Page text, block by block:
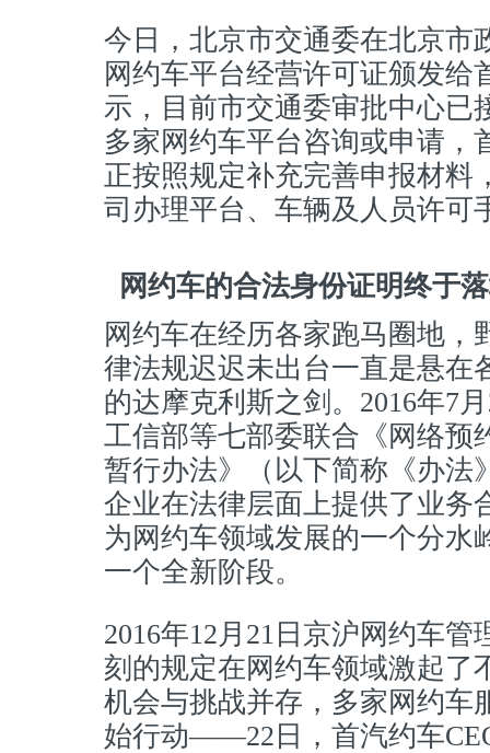
今日，北京市交通委在北京市
网约车平台经营许可证颁发给
示，目前市交通委审批中心已
多家网约车平台咨询或申请，
正按照规定补充完善申报材料
司办理平台、车辆及人员许可
网约车的合法身份证明终于
网约车在经历各家跑马圈地，
律法规迟迟未出台一直是悬在
的达摩克利斯之剑。2016年7
工信部等七部委联合《网络预
暂行办法》（以下简称《办法
企业在法律层面上提供了业务
为网约车领域发展的一个分水
一个全新阶段。
2016年12月21日京沪网约车
刻的规定在网约车领域激起了
机会与挑战并存，多家网约车
始行动——22日，首汽约车